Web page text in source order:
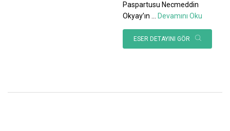
Paspartusu Necmeddin
Okyay’ın
Devamını Oku
ESER DETAYINI GÖR